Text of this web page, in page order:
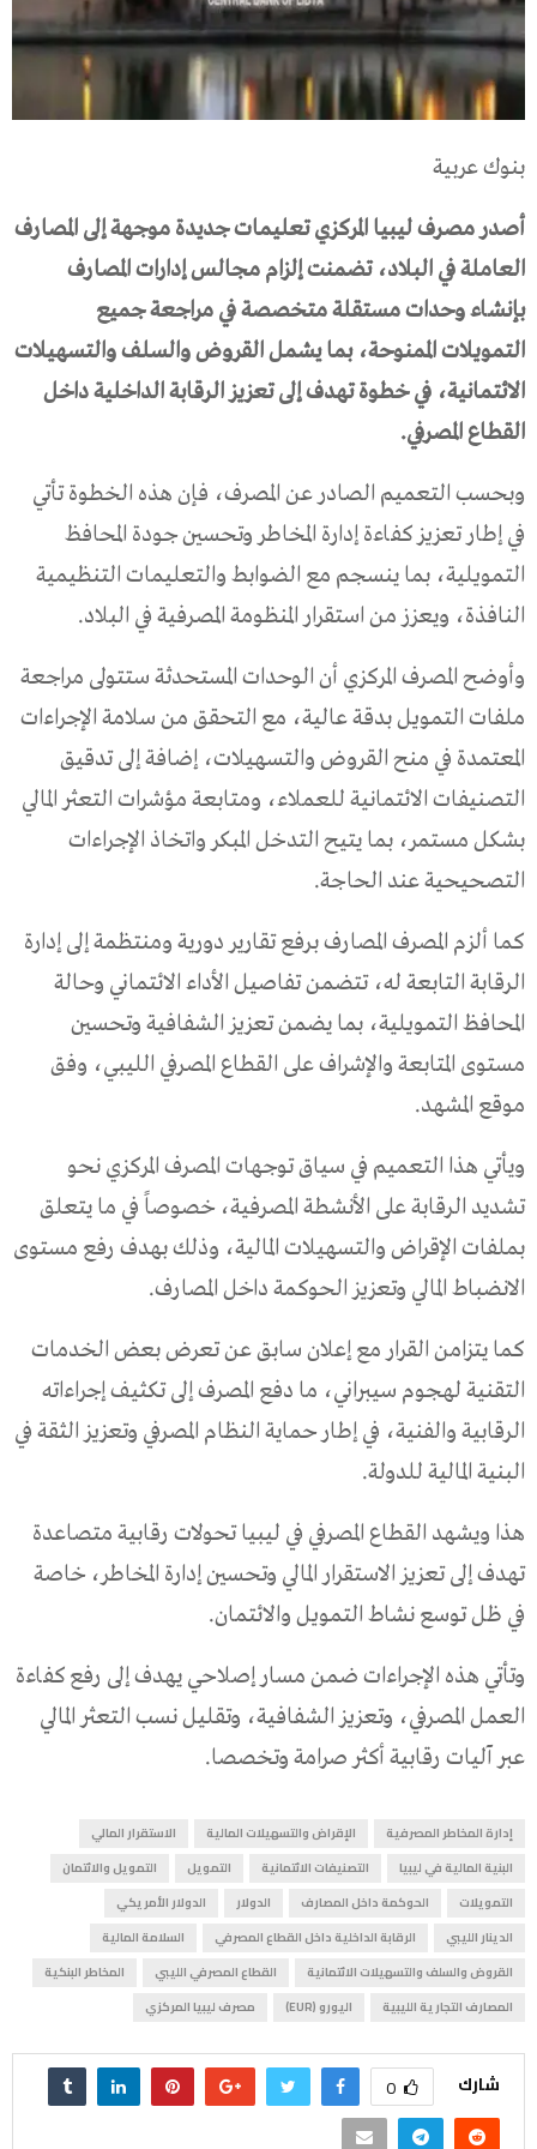
بنوك عربية
أصدر مصرف ليبيا المركزي تعليمات جديدة موجهة إلى المصارف
العاملة في البلاد، تضمنت إلزام مجالس إدارات المصارف
بإنشاء وحدات مستقلة متخصصة في مراجعة جميع
التمويلات الممنوحة، بما يشمل القروض والسلف والتسهيلات
الائتمانية، في خطوة تهدف إلى تعزيز الرقابة الداخلية داخل
القطاع المصرفي.
وبحسب التعميم الصادر عن المصرف، فإن هذه الخطوة تأتي
في إطار تعزيز كفاءة إدارة المخاطر وتحسين جودة المحافظ
التمويلية، بما ينسجم مع الضوابط والتعليمات التنظيمية
النافذة، ويعزز من استقرار المنظومة المصرفية في البلاد.
وأوضح المصرف المركزي أن الوحدات المستحدثة ستتولى مراجعة
ملفات التمويل بدقة عالية، مع التحقق من سلامة الإجراءات
المعتمدة في منح القروض والتسهيلات، إضافة إلى تدقيق
التصنيفات الائتمانية للعملاء، ومتابعة مؤشرات التعثر المالي
بشكل مستمر، بما يتيح التدخل المبكر واتخاذ الإجراءات
التصحيحية عند الحاجة.
كما ألزم المصرف المصارف برفع تقارير دورية ومنتظمة إلى إدارة
الرقابة التابعة له، تتضمن تفاصيل الأداء الائتماني وحالة
المحافظ التمويلية، بما يضمن تعزيز الشفافية وتحسين
مستوى المتابعة والإشراف على القطاع المصرفي الليبي، وفق
موقع المشهد.
ويأتي هذا التعميم في سياق توجهات المصرف المركزي نحو
تشديد الرقابة على الأنشطة المصرفية، خصوصاً في ما يتعلق
بملفات الإقراض والتسهيلات المالية، وذلك بهدف رفع مستوى
الانضباط المالي وتعزيز الحوكمة داخل المصارف.
كما يتزامن القرار مع إعلان سابق عن تعرض بعض الخدمات
التقنية لهجوم سيبراني، ما دفع المصرف إلى تكثيف إجراءاته
الرقابية والفنية، في إطار حماية النظام المصرفي وتعزيز الثقة في
البنية المالية للدولة.
هذا ويشهد القطاع المصرفي في ليبيا تحولات رقابية متصاعدة
تهدف إلى تعزيز الاستقرار المالي وتحسين إدارة المخاطر، خاصة
في ظل توسع نشاط التمويل والائتمان.
وتأتي هذه الإجراءات ضمن مسار إصلاحي يهدف إلى رفع كفاءة
العمل المصرفي، وتعزيز الشفافية، وتقليل نسب التعثر المالي
عبر آليات رقابية أكثر صرامة وتخصصا.
إدارة المخاطر المصرفية الإقراض والتسهيلات المالية
الاستقرار المالي
البنية المالية في ليبيا
التصنيفات الائتمانية التمويل
التمويل والائتمان
التمويلات
الحوكمة داخل المصارف الدولار
الدولار الأمريكي
الدينار الليبي
الرقابة الداخلية داخل القطاع المصرفي
السلامة المالية
القروض والسلف والتسهيلات الائتمانية
القطاع المصرفي الليبي
المخاطر البنكية
المصارف التجارية الليبية
اليورو (EUR) مصرف ليبيا المركزي
شارك 0